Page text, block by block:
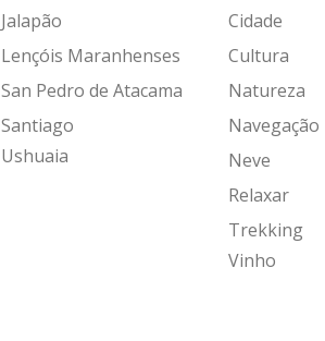
Jalapão
Lençóis Maranhenses
San Pedro de Atacama
Santiago
Ushuaia
Cidade
Cultura
Natureza
Navegação
Neve
Relaxar
Trekking
Vinho